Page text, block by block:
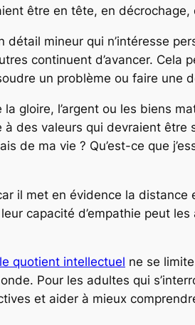
être en tête, en
mineur qui n’intéresse
continuent d’avancer. Cela
un problème ou faire une
gloire, l’argent ou les biens
à des valeurs qui devraient être
de ma vie ? Qu’est-ce que
il met en évidence la distance
capacité d’empathie peut
le quotient intellectuel ne se
Pour les adultes qui
et aider à mieux